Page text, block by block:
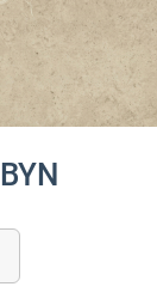
BYN